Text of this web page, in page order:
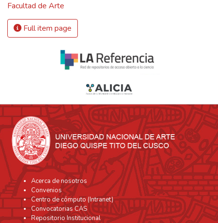
Facultad de Arte
Full item page
Acerca de nosotros
Convenios
Centro de cómputo (Intranet)
Convocatorias CAS
Repositorio Institucional